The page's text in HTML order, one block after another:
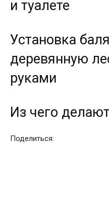
и туалете
Установка
деревянную
руками
Из чего
Поделиться: